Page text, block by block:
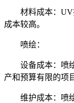
材料成本：UV
成本较高。
喷绘：
设备成本：喷绘
产和预算有限的项
维护成本：喷绘